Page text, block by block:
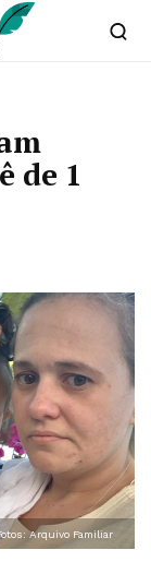
de 1
Arquivo Familiar